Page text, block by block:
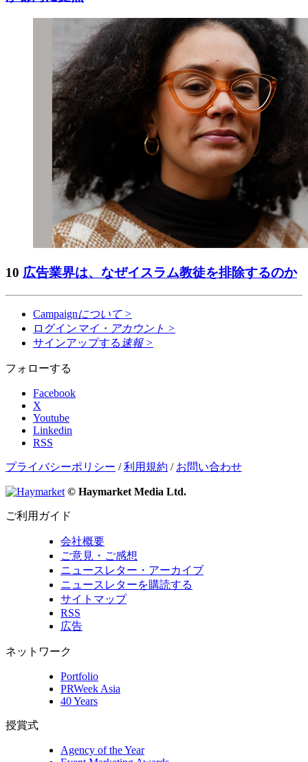
10 広告業界は、なぜイスラム教徒を排除するのか
Campaignについて >
ログイン マイ・アカウント >
サインアップする 速報 >
フォローする
Facebook
X
Youtube
Linkedin
RSS
プライバシーポリシー /利用規約 / お問い合わせ
© Haymarket Media Ltd.
ご利用ガイド
会社概要
ご意見・ご感想
ニュースレター・アーカイブ
ニュースレターを購読する
サイトマップ
RSS
広告
ネットワーク
Portfolio
PRWeek Asia
40 Years
授賞式
Agency of the Year